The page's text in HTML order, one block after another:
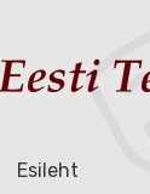
Esileht